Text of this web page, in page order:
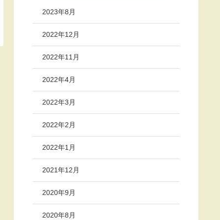
2023年8月
2022年12月
2022年11月
2022年4月
2022年3月
2022年2月
2022年1月
2021年12月
2020年9月
2020年8月